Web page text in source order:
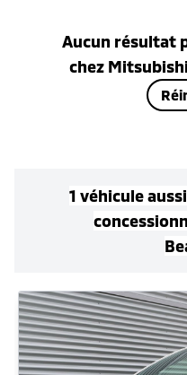
Aucun résultat
chez
1 véhicule